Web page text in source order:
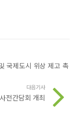
국제도시 위상 제고 촉
다음기사
전간담회 개최